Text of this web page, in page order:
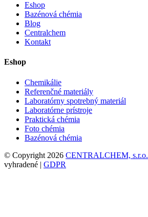
Eshop
Bazénová chémia
Blog
Centralchem
Kontakt
Eshop
Chemikálie
Referenčné materiály
Laboratórny spotrebný materiál
Laboratórne prístroje
Praktická chémia
Foto chémia
Bazénová chémia
© Copyright 2026 CENTRALCHEM, s.r.o.
vyhradené | GDPR